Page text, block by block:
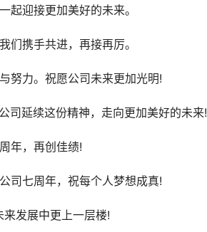
起迎接更加美好的未来。
们携手共进，再接再厉。
努力。祝愿公司未来更加光明!
司延续这份精神，走向更加美好的未来!
年，再创佳绩!
司七周年，祝每个人梦想成真!
发展中更上一层楼!